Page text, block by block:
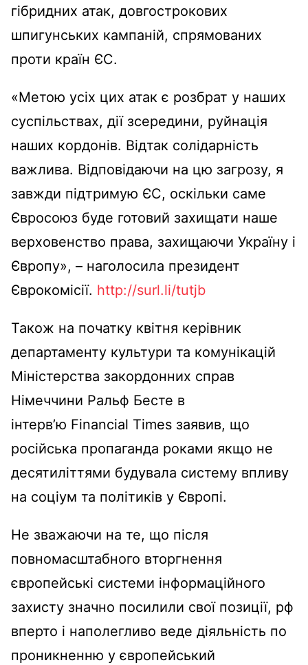
гібридних атак, довгострокових
шпигунських кампаній, спрямованих
проти країн ЄС.
«Метою усіх цих атак є розбрат у наших
суспільствах, дії зсередини, руйнація
наших кордонів. Відтак солідарність
важлива. Відповідаючи на цю загрозу, я
завжди підтримую ЄС, оскільки саме
Євросоюз буде готовий захищати наше
верховенство права, захищаючи Україну і
Європу», – наголосила президент
Єврокомісії. http://surl.li/tutjb
Також на початку квітня керівник
департаменту культури та комунікацій
Міністерства закордонних справ
Німеччини Ральф Бесте в
інтервʼю Financial Times заявив, що
російська пропаганда роками якщо не
десятиліттями будувала систему впливу
на соціум та політиків у Європі.
Не зважаючи на те, що після
повномасштабного вторгнення
європейські системи інформаційного
захисту значно посилили свої позиції, рф
вперто і наполегливо веде діяльність по
проникненню у європейський